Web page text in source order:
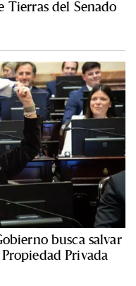
Tierras del Senado
busca salvar
Privada